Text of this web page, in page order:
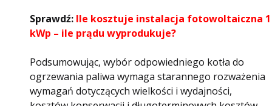
Sprawdź: Ile kosztuje instalacja fotowoltaiczna 1
kWp – ile prądu wyprodukuje?
Podsumowując, wybór odpowiedniego kotła do
ogrzewania paliwa wymaga starannego rozważenia
wymagań dotyczących wielkości i wydajności,